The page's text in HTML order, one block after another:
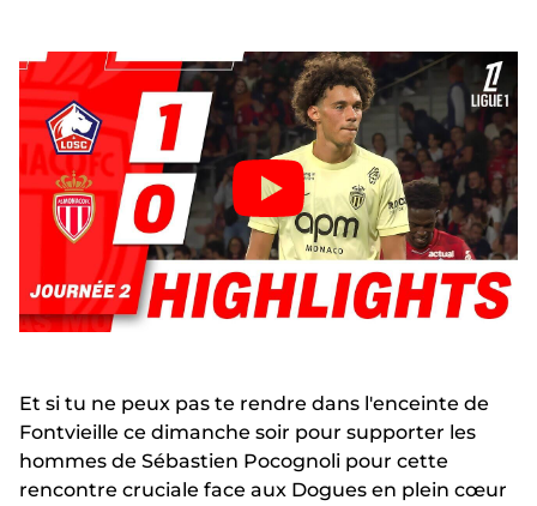
Et si tu ne peux pas te rendre dans l'enceinte de
Fontvieille ce dimanche soir pour supporter les
hommes de Sébastien Pocognoli pour cette
rencontre cruciale face aux Dogues en plein cœur